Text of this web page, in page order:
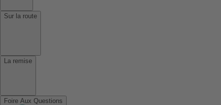
Sur la route
La remise
Foire Aux Questions